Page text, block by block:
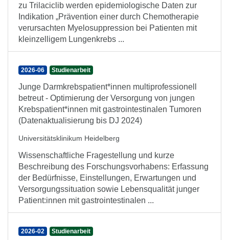
zu Trilaciclib werden epidemiologische Daten zur
Indikation „Prävention einer durch Chemotherapie
verursachten Myelosuppression bei Patienten mit
kleinzelligem Lungenkrebs ...
2026-06 Studienarbeit
Junge Darmkrebspatient*innen multiprofessionell
betreut - Optimierung der Versorgung von jungen
Krebspatient*innen mit gastrointestinalen Tumoren
(Datenaktualisierung bis DJ 2024)
Universitätsklinikum Heidelberg
Wissenschaftliche Fragestellung und kurze
Beschreibung des Forschungsvorhabens: Erfassung
der Bedürfnisse, Einstellungen, Erwartungen und
Versorgungssituation sowie Lebensqualität junger
Patient:innen mit gastrointestinalen ...
2026-02 Studienarbeit